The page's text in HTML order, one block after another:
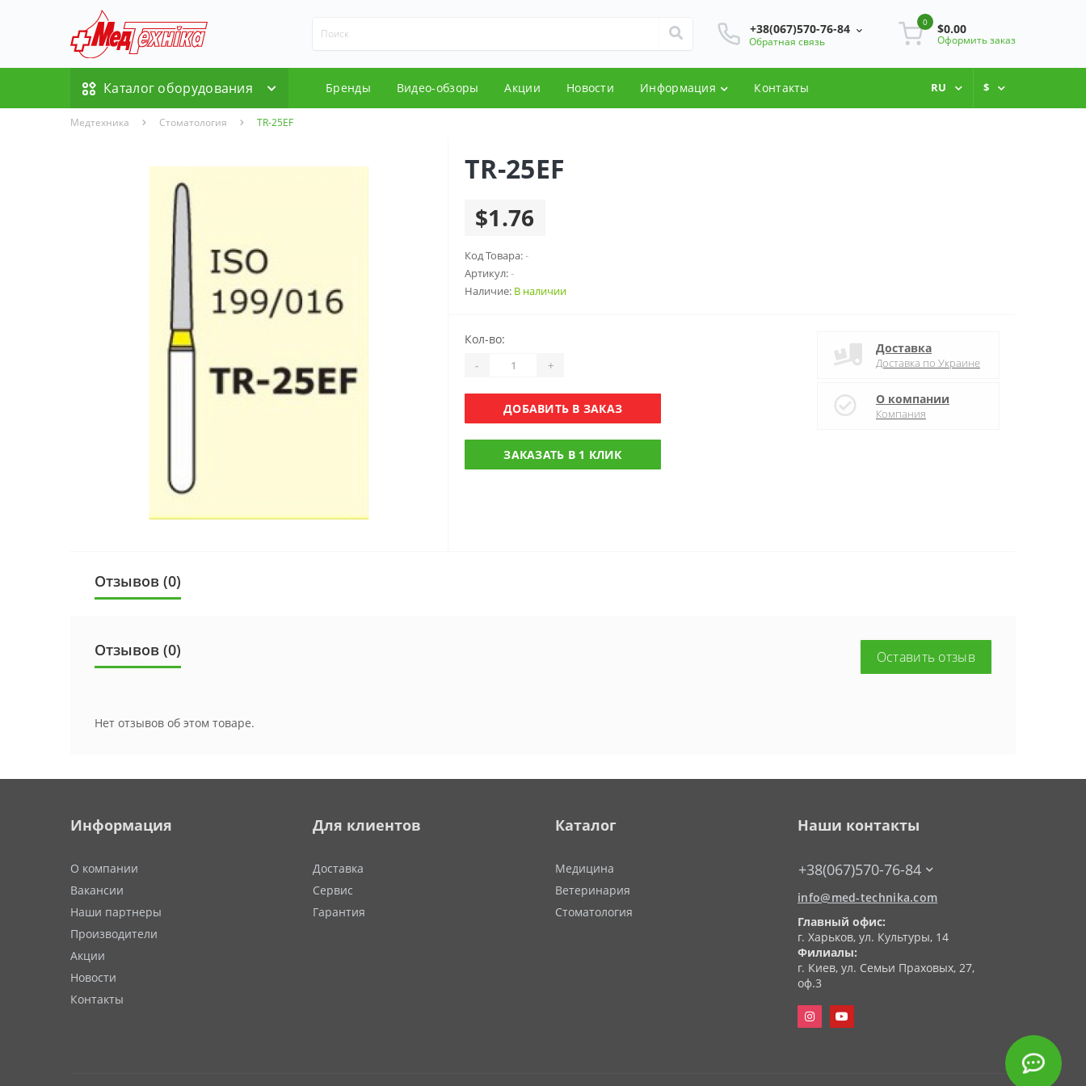
+38(067)570-76-84
Обратная связь
0 $0.00
Оформить заказ
Каталог оборудования Бренды Видео-обзоры Акции Новости Информация Контакты RU $
Медтехника Стоматология TR-25EF
TR-25EF
$1.76
Код Товара:-
Артикул:-
Наличие: В наличии
Кол-во:
- +
ДОБАВИТЬ В ЗАКАЗ
ЗАКАЗАТЬ В 1 КЛИК
Доставка
Доставка по Украине
О компании
Компания
Отзывов (0)
Отзывов (0) Оставить отзыв
Нет отзывов об этом товаре.
Информация
О компании
Вакансии
Наши партнеры
Производители
Акции
Новости
Контакты
Для клиентов
Доставка
Сервис
Гарантия
Каталог
Медицина
Ветеринария
Стоматология
Наши контакты
+38(067)570-76-84
info@med-technika.com
Главный офис:
г. Харьков, ул. Культуры, 14
Филиалы:
г. Киев, ул. Семьи Праховых, 27,
оф.3